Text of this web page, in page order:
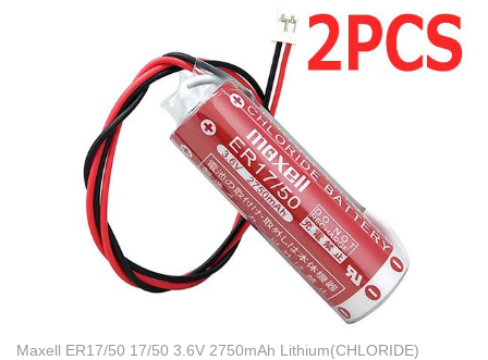
Maxell ER17/50 17/50 3.6V 2750mAh Lithium(CHLORIDE)